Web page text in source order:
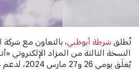
تُطلقشرطة أبوظبي ، بالتعاون مع شركة
النسخة الثالثة من المزاد الإلكتروني
يُغلَق يومي 26